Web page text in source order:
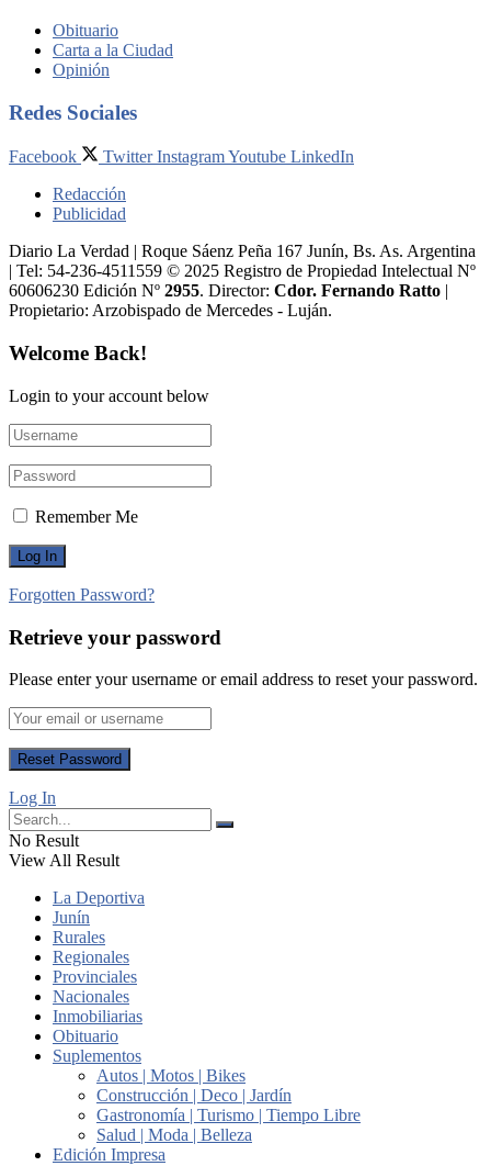
Obituario
Carta a la Ciudad
Opinión
Redes Sociales
Facebook Twitter InstagramYoutube LinkedIn
Redacción
Publicidad
Diario La Verdad | Roque Sáenz Peña 167 Junín, Bs. As. Argentina
| Tel: 54-236-4511559 © 2025 Registro de Propiedad Intelectual Nº
60606230 Edición Nº 2955. Director:​ Cdor. Fernando Ratto |
Propietario:​ Arzobispado de Mercedes - Luján.
Welcome Back!
Login to your account below
Remember Me
Forgotten Password?
Retrieve your password
Please enter your username or email address to reset your password.
Log In
No Result
View All Result
La Deportiva
Junín
Rurales
Regionales
Provinciales
Nacionales
Inmobiliarias
Obituario
Suplementos
Autos | Motos | Bikes
Construcción | Deco | Jardín
Gastronomía | Turismo | Tiempo Libre
Salud | Moda | Belleza
Edición Impresa